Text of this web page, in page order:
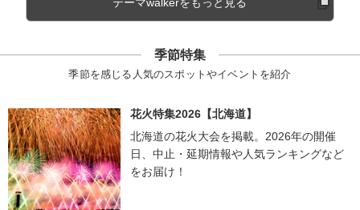
テーマwalkerをもっと見る
季節特集
季節を感じる人気のスポットやイベントを紹介
花火特集2026【北海道】
北海道の花火大会を掲載。2026年の開催
日、中止・延期情報や人気ランキングなど
をお届け！